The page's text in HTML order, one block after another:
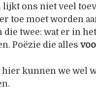
lijkt ons niet veel
toe moet worden
twee: wat er in
Poëzie die alles
kunnen we wel